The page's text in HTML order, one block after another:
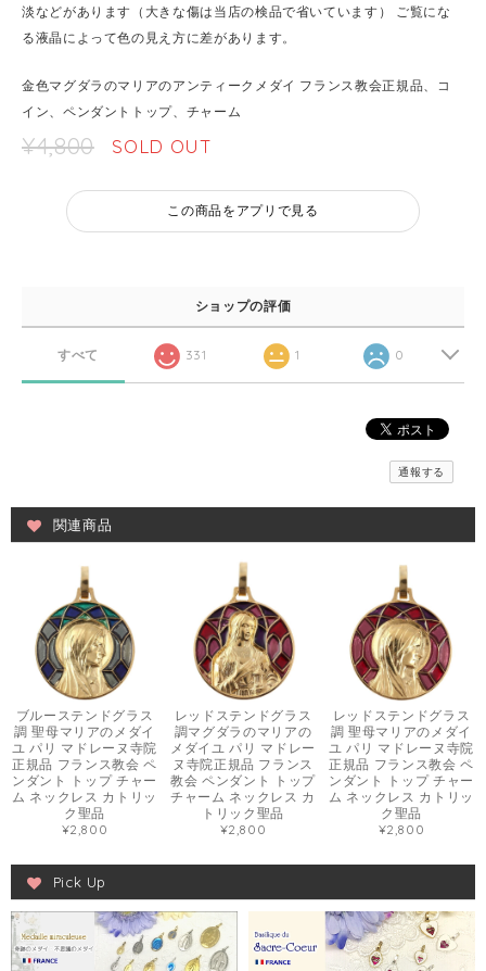
淡などがあります（大きな傷は当店の検品で省いています） ご覧にな
る液晶によって色の見え方に差があります。
金色マグダラのマリアのアンティークメダイ フランス教会正規品、コ
イン、ペンダントトップ、チャーム
¥4,800 SOLD OUT
この商品をアプリで見る
ショップの評価
すべて 331 1 0
通報する
関連商品
ブルーステンドグラス
調 聖母マリアのメダイ
ユ パリ マドレーヌ寺院
正規品 フランス教会 ペ
ンダント トップ チャー
ム ネックレス カトリッ
ク聖品
¥2,800
レッドステンドグラス
調マグダラのマリアの
メダイユ パリ マドレー
ヌ寺院正規品 フランス
教会 ペンダント トップ
チャーム ネックレス カ
トリック聖品
¥2,800
レッドステンドグラス
調 聖母マリアのメダイ
ユ パリ マドレーヌ寺院
正規品 フランス教会 ペ
ンダント トップ チャー
ム ネックレス カトリッ
ク聖品
¥2,800
Pick Up